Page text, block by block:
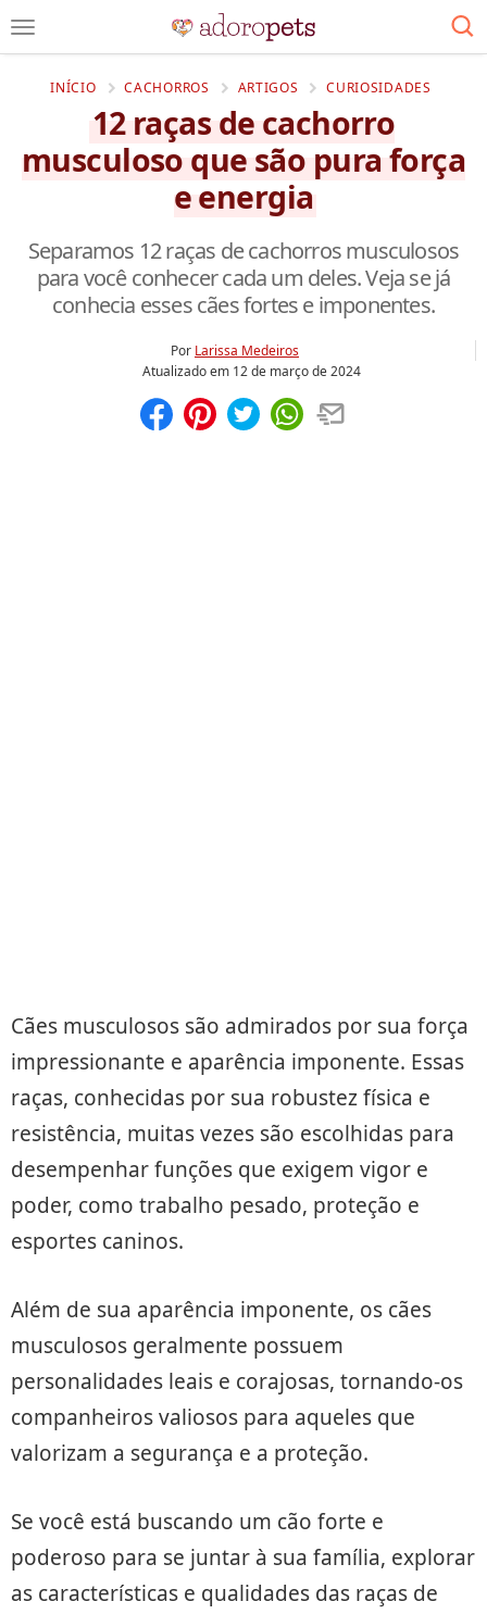
INÍCIO CACHORROS ARTIGOS CURIOSIDADES
12 raças de cachorro
musculoso que são pura força
e energia
Separamos 12 raças de cachorros musculosos
para você conhecer cada um deles. Veja se já
conhecia esses cães fortes e imponentes.
Por Larissa Medeiros
Atualizado em 12 de março de 2024
Cães musculosos são admirados por sua força
impressionante e aparência imponente. Essas
raças, conhecidas por sua robustez física e
resistência, muitas vezes são escolhidas para
desempenhar funções que exigem vigor e
poder, como trabalho pesado, proteção e
esportes caninos.
Além de sua aparência imponente, os cães
musculosos geralmente possuem
personalidades leais e corajosas, tornando-os
companheiros valiosos para aqueles que
valorizam a segurança e a proteção.
Se você está buscando um cão forte e
poderoso para se juntar à sua família, explorar
as características e qualidades das raças de